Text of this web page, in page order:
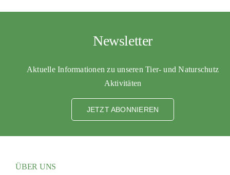
Newsletter
Aktuelle Informationen zu unseren Tier- und Naturschutz
Aktivitäten
JETZT ABONNIEREN
ÜBER UNS